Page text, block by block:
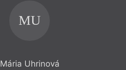
MU
Mária Uhrinová